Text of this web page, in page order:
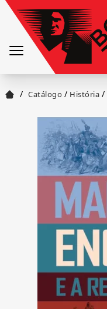
/ Catálogo / História /